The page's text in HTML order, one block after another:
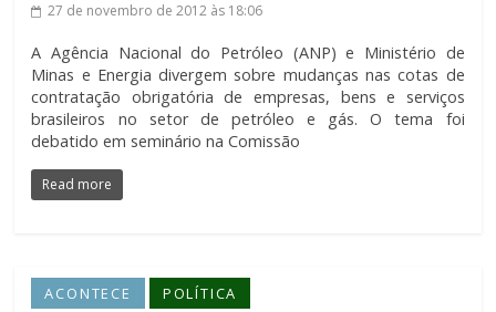
27 de novembro de 2012 às 18:06
A Agência Nacional do Petróleo (ANP) e Ministério de
Minas e Energia divergem sobre mudanças nas cotas de
contratação obrigatória de empresas, bens e serviços
brasileiros no setor de petróleo e gás. O tema foi
debatido em seminário na Comissão
Read more
ACONTECE POLÍTICA